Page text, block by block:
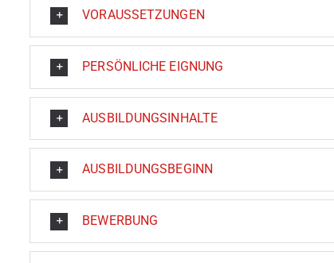
VORAUSSETZUNGEN
PERSÖNLICHE EIGNUNG
AUSBILDUNGSINHALTE
AUSBILDUNGSBEGINN
BEWERBUNG